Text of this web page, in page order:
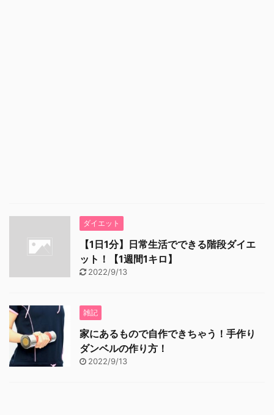
ダイエット
【1日1分】日常生活でできる階段ダイエ
ット！【1週間1キロ】
2022/9/13
雑記
家にあるもので自作できちゃう！手作り
ダンベルの作り方！
2022/9/13